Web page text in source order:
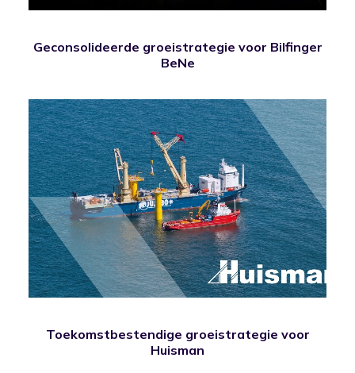
Geconsolideerde groeistrategie voor Bilfinger
BeNe
Toekomstbestendige groeistrategie voor
Huisman